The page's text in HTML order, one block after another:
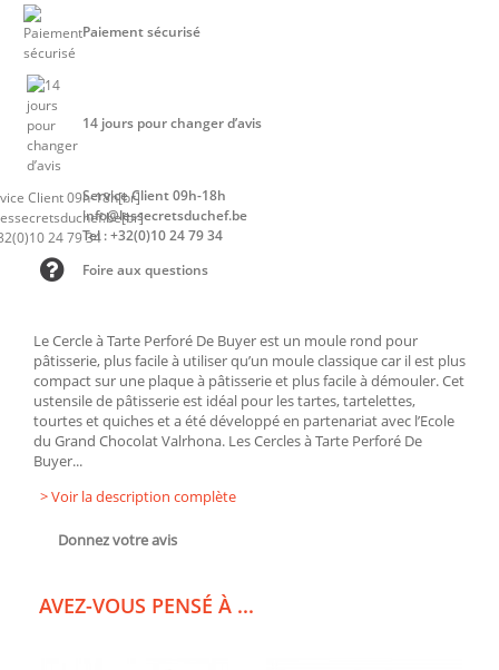
Le Cercle à Tarte Perforé De Buyer est un moule rond pour
pâtisserie, plus facile à utiliser qu’un moule classique car il est plus
compact sur une plaque à pâtisserie et plus facile à démouler. Cet
ustensile de pâtisserie est idéal pour les tartes, tartelettes,
tourtes et quiches et a été développé en partenariat avec l’Ecole
du Grand Chocolat Valrhona. Les Cercles à Tarte Perforé De
Buyer...
> Voir la description complète
Donnez votre avis
Paiement sécurisé
14 jours pour changer d’avis
Service Client 09h-18h
info@lessecretsduchef.be
Tel : +32(0)10 24 79 34
Foire aux questions
AVEZ-VOUS PENSÉ À ...